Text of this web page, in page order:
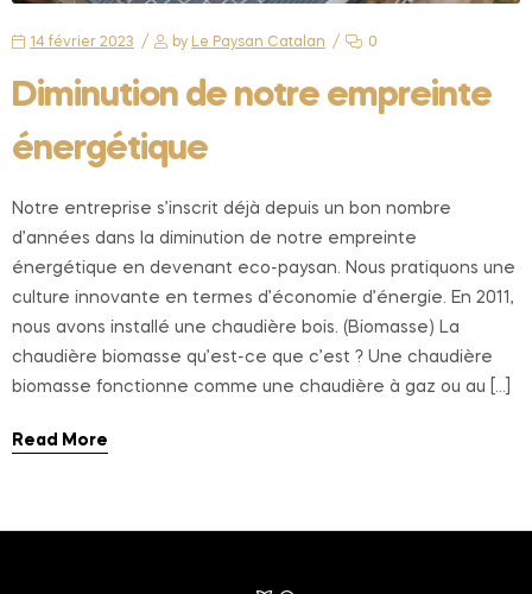
14 février 2023 by Le Paysan Catalan 0
Diminution de notre empreinte
énergétique
Notre entreprise s’inscrit déjà depuis un bon nombre
d’années dans la diminution de notre empreinte
énergétique en devenant eco-paysan. Nous pratiquons une
culture innovante en termes d’économie d’énergie. En 2011,
nous avons installé une chaudière bois. (Biomasse) La
chaudière biomasse qu’est-ce que c’est ? Une chaudière
biomasse fonctionne comme une chaudière à gaz ou au […]
Read More